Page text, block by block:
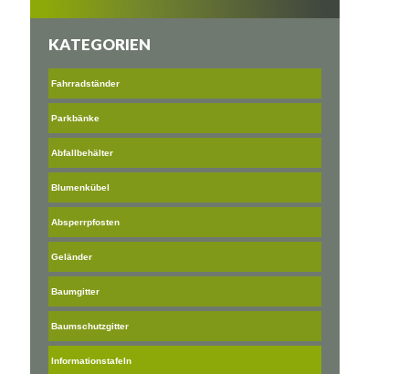
KATEGORIEN
Fahrradständer
Parkbänke
Abfallbehälter
Blumenkübel
Absperrpfosten
Geländer
Baumgitter
Baumschutzgitter
Informationstafeln